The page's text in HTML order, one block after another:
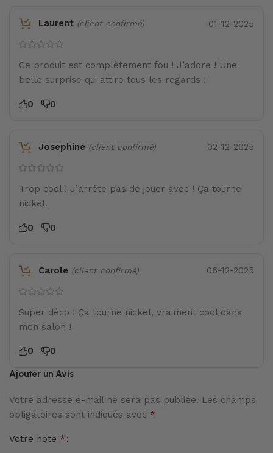
Laurent (client confirmé) 01-12-2025
Ce produit est complètement fou ! J’adore ! Une
belle surprise qui attire tous les regards !
0 0
Josephine (client confirmé) 02-12-2025
Trop cool ! J’arrête pas de jouer avec ! Ça tourne
nickel.
0 0
Carole (client confirmé) 06-12-2025
Super déco ! Ça tourne nickel, vraiment cool dans
mon salon !
0 0
Ajouter un Avis
Votre adresse e-mail ne sera pas publiée. Les champs
obligatoires sont indiqués avec *
Votre note *